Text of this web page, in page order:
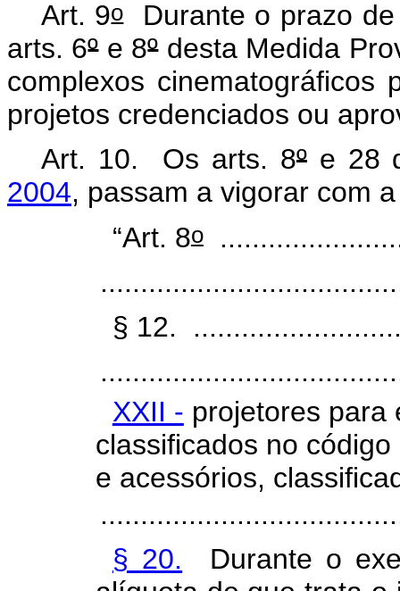
Art. 9oDurante o prazo de
arts. 6ºe 8ºdesta Medida
complexos cinematográficos
projetos credenciados ou
Art. 10. Os arts. 8ºe 28
2004, passam a vigorar com
“Art. 8o
§ 12.
XXII - projetores para
classificados no
e acessórios,
§ 20. Durante o